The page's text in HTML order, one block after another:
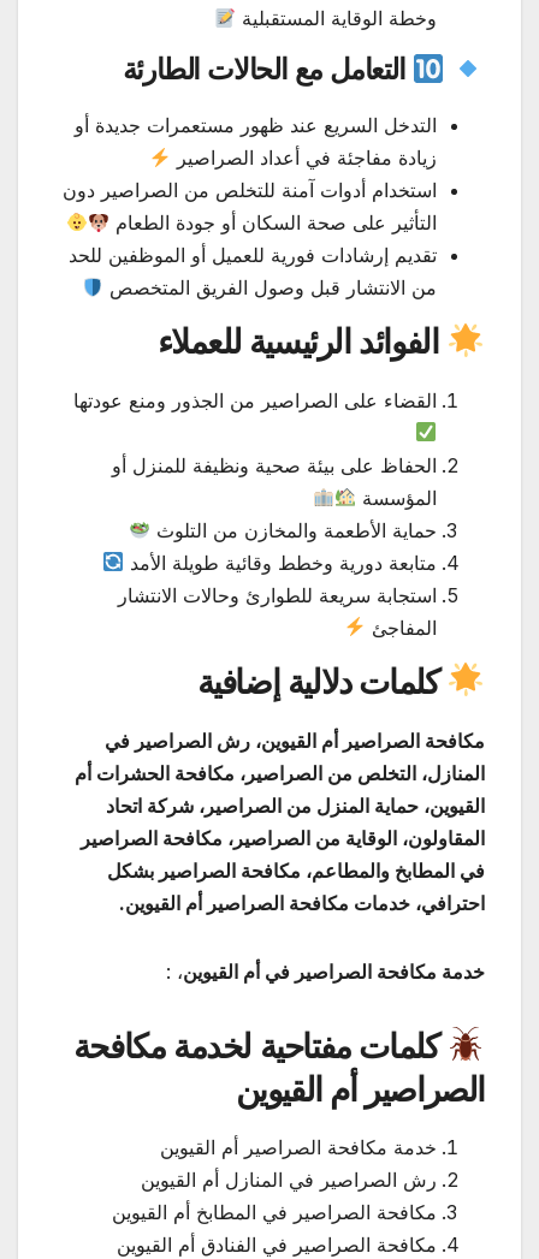
وخطة الوقاية المستقبلية
التعامل مع الحالات الطارئة
التدخل السريع عند ظهور مستعمرات جديدة أو
زيادة مفاجئة في أعداد الصراصير
استخدام أدوات آمنة للتخلص من الصراصير دون
التأثير على صحة السكان أو جودة الطعام
تقديم إرشادات فورية للعميل أو الموظفين للحد
من الانتشار قبل وصول الفريق المتخصص
الفوائد الرئيسية للعملاء
القضاء على الصراصير من الجذور ومنع عودتها
الحفاظ على بيئة صحية ونظيفة للمنزل أو
المؤسسة
حماية الأطعمة والمخازن من التلوث
متابعة دورية وخطط وقائية طويلة الأمد
استجابة سريعة للطوارئ وحالات الانتشار
المفاجئ
كلمات دلالية إضافية
مكافحة الصراصير أم القيوين، رش الصراصير في
المنازل، التخلص من الصراصير، مكافحة الحشرات أم
القيوين، حماية المنزل من الصراصير، شركة اتحاد
المقاولون، الوقاية من الصراصير، مكافحة الصراصير
في المطابخ والمطاعم، مكافحة الصراصير بشكل
احترافي، خدمات مكافحة الصراصير أم القيوين.
خدمة مكافحة الصراصير في أم القيوين، :
كلمات مفتاحية لخدمة مكافحة
الصراصير أم القيوين
خدمة مكافحة الصراصير أم القيوين
رش الصراصير في المنازل أم القيوين
مكافحة الصراصير في المطابخ أم القيوين
مكافحة الصراصير في الفنادق أم القيوين